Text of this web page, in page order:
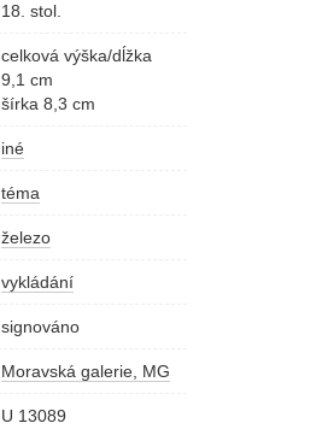
18. stol.
celková výška/dĺžka
9,1 cm
šírka 8,3 cm
iné
téma
železo
vykládání
signováno
Moravská galerie, MG
U 13089